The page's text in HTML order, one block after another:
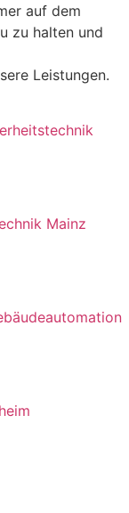
auf dem
zu halten und
Leistungen.